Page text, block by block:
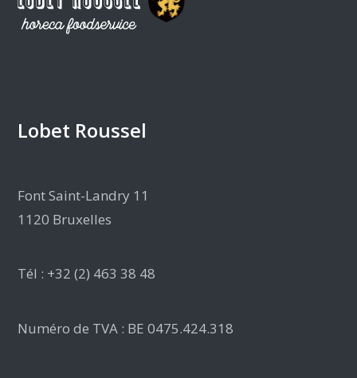
Lobet Roussel
Font Saint-Landry 11
1120 Bruxelles
Tél : +32 (2) 463 38 48
Numéro de TVA : BE 0475.424.318